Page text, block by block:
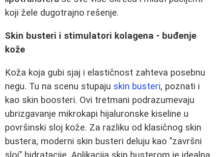
koji žele dugotrajno rešenje.
Skin busteri i stimulatori kolagena - buđenje
kože
Koža koja gubi sjaj i elastičnost zahteva posebnu
negu. Tu na scenu stupaju skin busteri, poznati i
kao skin boosteri. Ovi tretmani podrazumevaju
ubrizgavanje mikrokapi hijaluronske kiseline u
površinski sloj kože. Za razliku od klasičnog skin
bustera, moderni skin busteri deluju kao "završni